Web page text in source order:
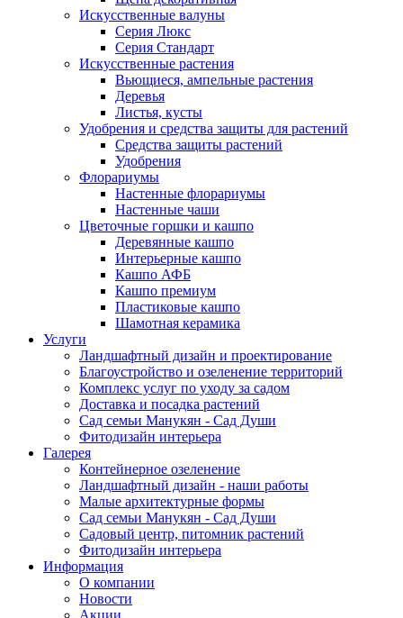
Искусственные валуны
Серия Люкс
Серия Стандарт
Искусственные растения
Вьющиеся, ампельные растения
Деревья
Листья, кусты
Удобрения и средства защиты для растений
Средства защиты растений
Удобрения
Флорариумы
Настенные флорариумы
Настенные чаши
Цветочные горшки и кашпо
Деревянные кашпо
Интерьерные кашпо
Кашпо АФБ
Кашпо премиум
Пластиковые кашпо
Шамотная керамика
Услуги
Ландшафтный дизайн и проектирование
Благоустройство и озеленение территорий
Комплекс услуг по уходу за садом
Доставка и посадка растений
Сад семьи Манукян - Сад Души
Фитодизайн интерьера
Галерея
Контейнерное озеленение
Ландшафтный дизайн - наши работы
Малые архитектурные формы
Сад семьи Манукян - Сад Души
Садовый центр, питомник растений
Фитодизайн интерьера
Информация
О компании
Новости